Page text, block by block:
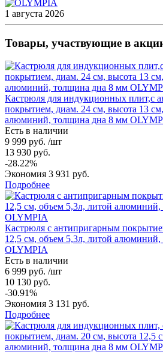
1 августа 2026
Товары, участвующие в
Кастрюля для индукционных плит,с
покрытием, диам. 24 см, высота 13
алюминий, толщина дна 8 мм
Есть в наличии
9 999 руб. /шт
13 930 руб.
-28.22%
Экономия 3 931 руб.
Подробнее
Кастрюля с антипригарным
12,5 см, объем 5,3л, литой
OLYMPIA
Есть в наличии
6 999 руб. /шт
10 130 руб.
-30.91%
Экономия 3 131 руб.
Подробнее